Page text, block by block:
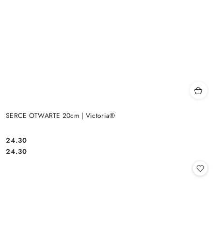
SERCE OTWARTE 20cm | Victoria®
Cena:
24.30
Cena:
24.30